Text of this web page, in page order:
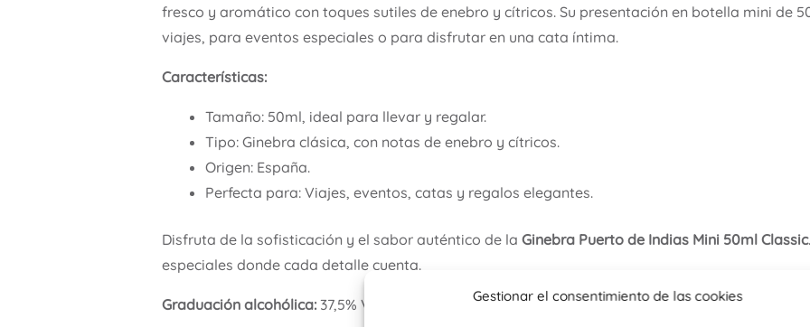
Gestionar el consentimiento de las cookies
fresco y aromático con toques sutiles de enebro y cítricos. Su presentación en botella mini de
viajes, para eventos especiales o para disfrutar en una cata íntima.
Características:
Tamaño: 50ml, ideal para llevar y regalar.
Tipo: Ginebra clásica, con notas de enebro y cítricos.
Origen: España.
Perfecta para: Viajes, eventos, catas y regalos elegantes.
Disfruta de la sofisticación y el sabor auténtico de la Ginebra Puerto de Indias Mini 50ml Classic
especiales donde cada detalle cuenta.
Graduación alcohólica:37,5% Vol.